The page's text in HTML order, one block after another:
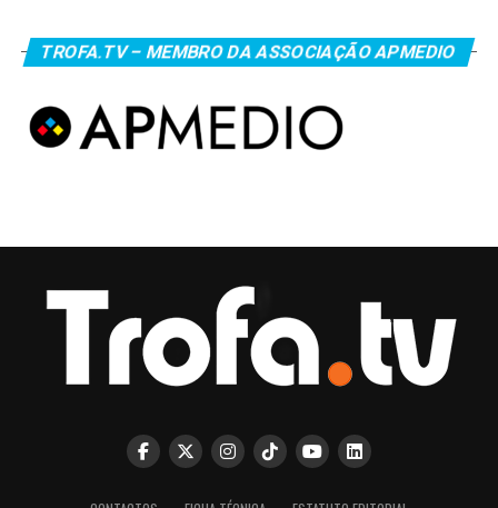
TROFA.TV – MEMBRO DA ASSOCIAÇÃO APMEDIO